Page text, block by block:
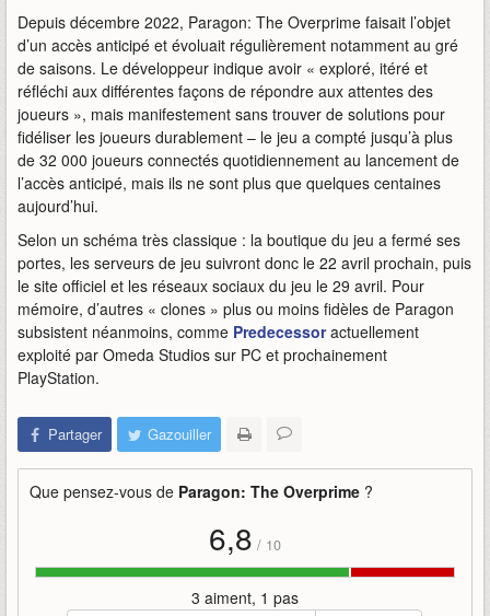
Depuis décembre 2022, Paragon: The Overprime faisait l’objet
d’un accès anticipé et évoluait régulièrement notamment au gré
de saisons. Le développeur indique avoir « exploré, itéré et
réfléchi aux différentes façons de répondre aux attentes des
joueurs », mais manifestement sans trouver de solutions pour
fidéliser les joueurs durablement – le jeu a compté jusqu’à plus
de 32 000 joueurs connectés quotidiennement au lancement de
l’accès anticipé, mais ils ne sont plus que quelques centaines
aujourd’hui.
Selon un schéma très classique : la boutique du jeu a fermé ses
portes, les serveurs de jeu suivront donc le 22 avril prochain, puis
le site officiel et les réseaux sociaux du jeu le 29 avril. Pour
mémoire, d’autres « clones » plus ou moins fidèles de Paragon
subsistent néanmoins, comme Predecessoractuellement
exploité par Omeda Studios sur PC et prochainement
PlayStation.
Partager Gazouiller
Que pensez-vous de Paragon: The Overprime ?
6,8 / 10
3 aiment, 1 pas